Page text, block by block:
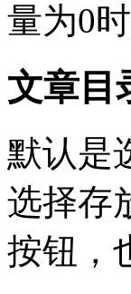
量为0
文章目
默认是
选择存
按钮，